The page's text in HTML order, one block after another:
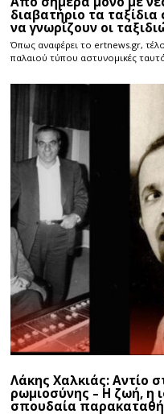
διαβατήριο τα
να γνωρίζουν οι
Όπως αναφέρει το ertnews.gr,
παλαιού τύπου αστυνομικές
Λάκης Χαλκιάς: Αντίο
ρωμιοσύνης – Η ζωή, η
σπουδαία